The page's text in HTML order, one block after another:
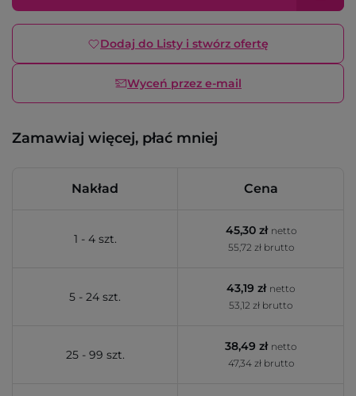
Dodaj do Listy i stwórz ofertę
Wyceń przez e-mail
Zamawiaj więcej, płać mniej
Nakład Cena
1 - 4 szt.
45,30 zł netto
55,72 zł brutto
5 - 24 szt.
43,19 zł netto
53,12 zł brutto
25 - 99 szt.
38,49 zł netto
47,34 zł brutto